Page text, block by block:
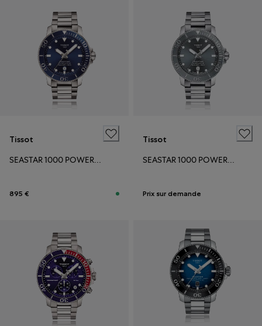
Tissot
SEASTAR 1000 POWERMATIC 80
895 €
Tissot
SEASTAR 1000 POWERMATIC 80
Prix sur demande